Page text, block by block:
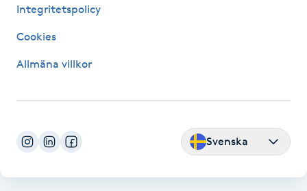
LPG-behandling
Lymfmassage
Integritetspolicy
Cookies
Allmäna villkor
Svenska